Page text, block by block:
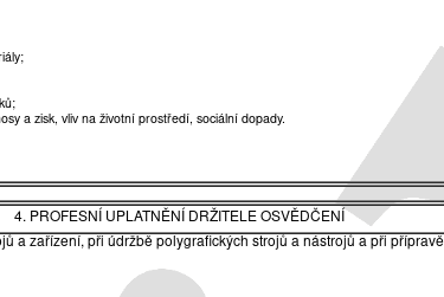
a zisk, vliv na životní prostředí, sociální dopady.
4. PROFESNÍ UPLATNĚNÍ DRŽITELE OSVĚDČENÍ
a zařízení, při údržbě polygrafických strojů a nástrojů a při